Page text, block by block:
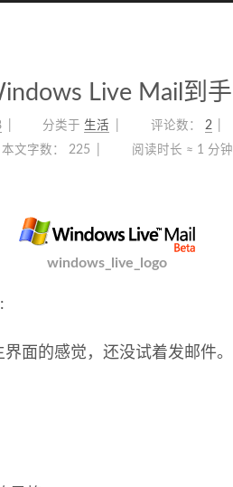
Live Mail到手
分类于 生活 评论数： 2
本文字数：
225 阅读时长 ≈ 1 分钟
windows_live_logo
面的感觉，还没试着发邮件。